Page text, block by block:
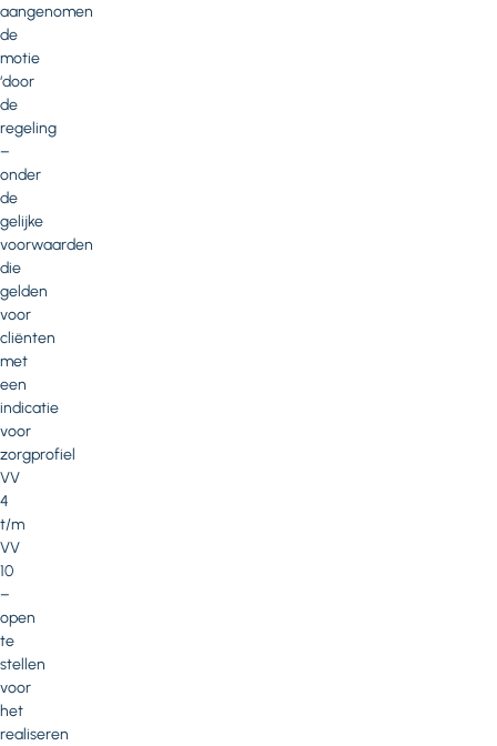
aangenomen
de
motie
‘door
de
regeling
–
onder
de
gelijke
voorwaarden
die
gelden
voor
cliënten
met
een
indicatie
voor
zorgprofiel
VV
4
t/m
VV
10
–
open
te
stellen
voor
het
realiseren